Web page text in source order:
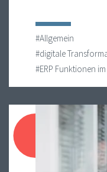
#Allgemein
#digitale
#ERP Funktionen